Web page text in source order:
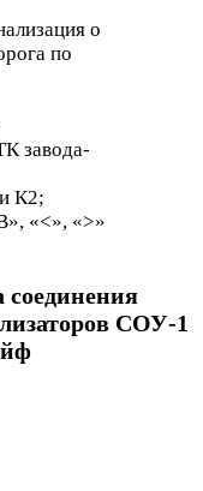
о
по
завода-
К2;
«<», «>»
соединения
СОУ-1